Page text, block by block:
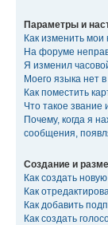
Параметры и
Как изменить мои
На форуме
Я изменил
Моего языка нет в
Как поместить
Что такое звание
Почему, когда я
сообщения,
Создание и
Как создать
Как
Как добавить
Как создать